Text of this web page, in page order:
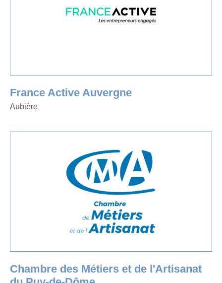
France Active Auvergne
Aubière
Chambre des Métiers et de l'Artisanat